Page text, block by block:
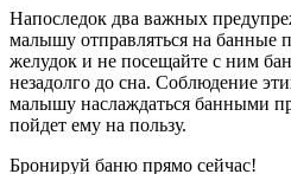
Напоследок два важных
малышу отправляться на банные
желудок и не посещайте с ним
незадолго до сна. Соблюдение
малышу наслаждаться банными
пойдет ему на пользу.
Бронируй баню прямо сейчас!